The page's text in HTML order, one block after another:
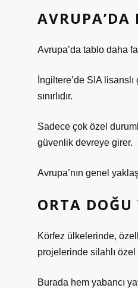
Avrupa’da tablo daha
İngiltere’de SIA
sınırlıdır.
Sadece çok özel
güvenlik devreye girer.
Avrupa’nın genel
ORTA DOĞU
Körfez ülkelerinde,
projelerinde silahlı özel
Burada hem yabancı